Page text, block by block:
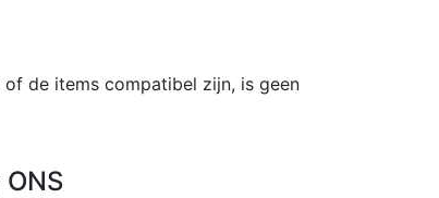
de items compatibel zijn, is geen
ONS